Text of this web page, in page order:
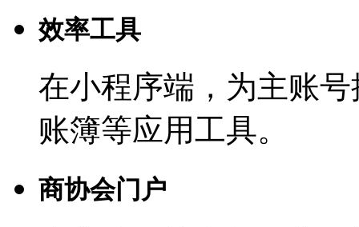
效率工具
在小程序端，为主账
账簿等应用工具。
商协会门户